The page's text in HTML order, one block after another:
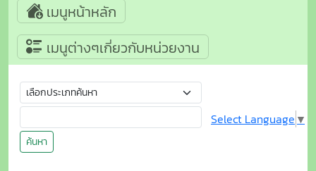
เมนูหน้าหลัก
เมนูต่างๆเกี่ยวกับหน่วยงาน
ค้นหา
Select Language ▼